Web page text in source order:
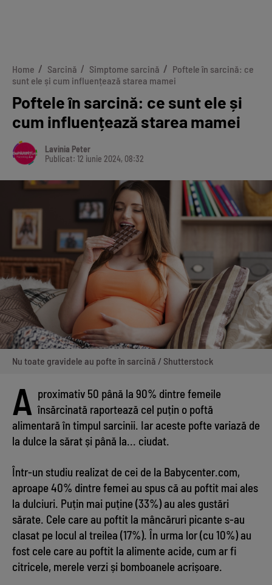
Home Sarcină Simptome sarcină
Poftele în sarcină: ce
sunt ele și cum influențează starea mamei
Poftele în sarcină: ce sunt ele și
cum influențează starea mamei
Lavinia Peter
Publicat: 12 iunie 2024, 08:32
Nu toate gravidele au pofte în sarcină / Shutterstock
A proximativ 50 până la 90% dintre femeile
însărcinată raportează cel puțin o poftă
alimentară în timpul sarcinii. Iar aceste pofte variază de
la dulce la sărat și până la... ciudat.
Într-un studiu realizat de cei de la Babycenter.com,
aproape 40% dintre femei au spus că au poftit mai ales
la dulciuri. Puțin mai puține (33%) au ales gustări
sărate. Cele care au poftit la mâncăruri picante s-au
clasat pe locul al treilea (17%). În urma lor (cu 10%) au
fost cele care au poftit la alimente acide, cum ar fi
citricele, merele verzi și bomboanele acrișoare.